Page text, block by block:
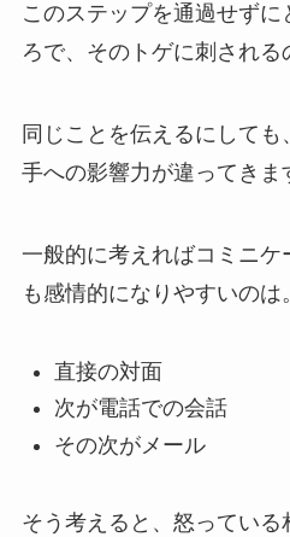
このステップを通過せずに
ろで、そのトゲに刺される
同じことを伝えるにして
手への影響力が違ってきま
一般的に考えればコミニケ
も感情的になりやすいのは。
直接の対面
次が電話での会話
その次がメール
そう考えると、怒ってい